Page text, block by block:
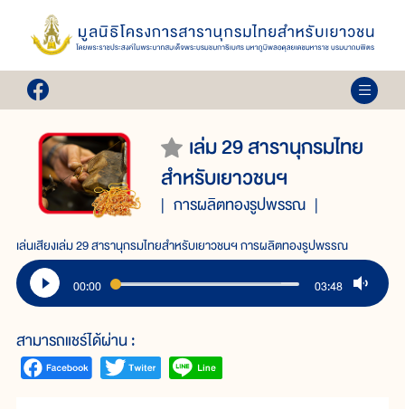
เล่ม 29 สารานุกรมไทย
สำหรับเยาวชนฯ
การผลิตทองรูปพรรณ
เล่นเสียงเล่ม 29 สารานุกรมไทยสำหรับเยาวชนฯ การผลิตทองรูปพรรณ
00:00 03:48
สามารถแชร์ได้ผ่าน :